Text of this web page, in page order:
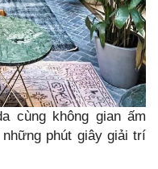
cùng không gian ấm
phút giây giải trí